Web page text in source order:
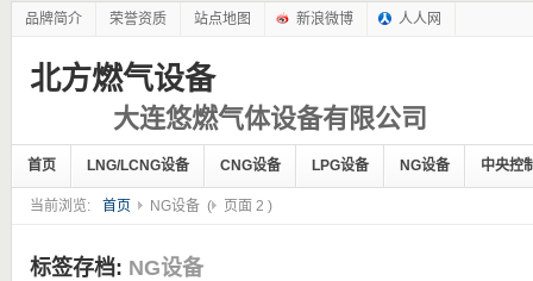
品牌简介 荣誉资质 站点地图 新浪微博 人人网
北方燃气设备
大连悠燃气体设备有限公司
首页 LNG/LCNG设备 CNG设备 LPG设备 NG设备 中央控
当前浏览: 首页 NG设备 ( 页面 2 )
标签存档: NG设备